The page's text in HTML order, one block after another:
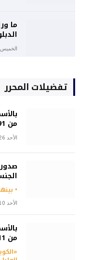
ما
الخميس 4 ذو الحجة 1447هـ 21-5-2026م
تفضيلات المحرر
من 3591 امرأة
الأحد 26 رجب 1446هـ 26-1-2025م
• بينهم 4135 امرأة
الأحد 10 شعبان 1446هـ 9-2-2025م
من 11 شخصاً بسبب «الازدواجية»